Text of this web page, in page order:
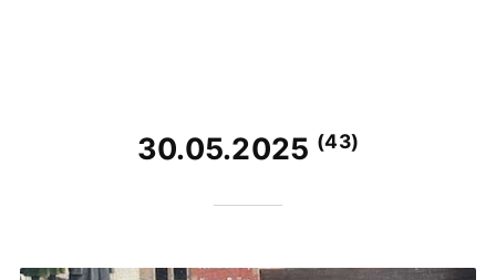
30.05.2025 (43)